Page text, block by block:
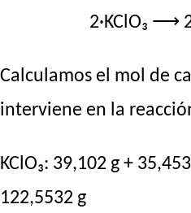
2·KClO₃ ⟶
Calculamos el mol de
interviene en la
KClO₃: 39,102 g +
122,5532 g